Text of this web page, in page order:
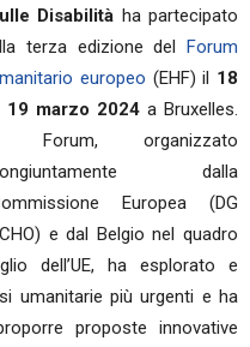
Disabilità ha partecipato
terza edizione del Forum
europeo (EHF) il 18
19 marzo 2024 a Bruxelles.
Forum, organizzato
dalla
Europea (DG
e dal Belgio nel quadro
dell’UE, ha esplorato e
umanitarie più urgenti e ha
proposte innovative